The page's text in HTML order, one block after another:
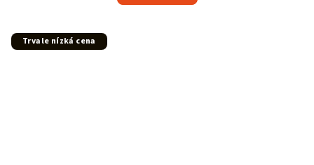
Trvale nízká cena